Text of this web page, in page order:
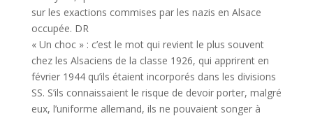
sur les exactions commises par les nazis en Alsace
occupée. DR
« Un choc » : c’est le mot qui revient le plus souvent
chez les Alsaciens de la classe 1926, qui apprirent en
février 1944 qu’ils étaient incorporés dans les divisions
SS. S’ils connaissaient le risque de devoir porter, malgré
eux, l’uniforme allemand, ils ne pouvaient songer à